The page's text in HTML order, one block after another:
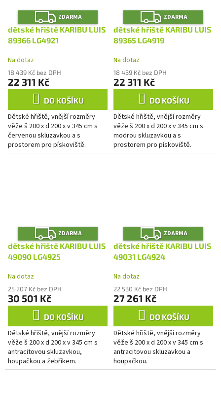
Z
D
A
R
M
ZDARMA
dětské hřiště KARIBU LUIS
89366 LG4921
Na dotaz
18 439 Kč bez DPH
22 311 Kč
DO KOŠÍKU
Dětské hřiště, vnější rozměry
věže š 200 x d 200 x v 345 cm s
červenou skluzavkou a s
prostorem pro pískoviště.
Z
D
A
R
M
ZDARMA
dětské hřiště KARIBU LUIS
89365 LG4919
Na dotaz
18 439 Kč bez DPH
22 311 Kč
DO KOŠÍKU
Dětské hřiště, vnější rozměry
věže š 200 x d 200 x v 345 cm s
modrou skluzavkou a s
prostorem pro pískoviště.
Z
D
A
R
M
A
ZDARMA
dětské hřiště KARIBU LUIS
49090 LG4925
Na dotaz
25 207 Kč bez DPH
30 501 Kč
DO KOŠÍKU
Dětské hřiště, vnější rozměry
věže š 200 x d 200 x v 345 cm s
antracitovou skluzavkou,
houpačkou a žebříkem.
Z
D
A
R
M
ZDARMA
dětské hřiště KARIBU LUIS
49031 LG4924
Na dotaz
22 530 Kč bez DPH
27 261 Kč
DO KOŠÍKU
Dětské hřiště, vnější rozměry
věže š 200 x d 200 x v 345 cm s
antracitovou skluzavkou a
houpačkou.